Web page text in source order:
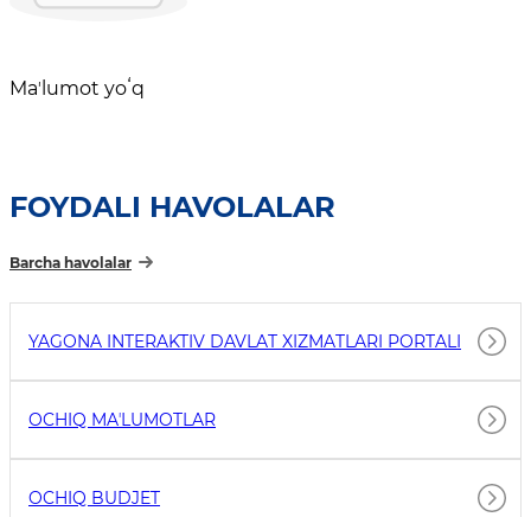
Maʼlumot yoʻq
FOYDALI HAVOLALAR
Barcha havolalar
YAGONA INTERAKTIV DAVLAT XIZMATLARI PORTALI
OCHIQ MAʼLUMOTLAR
OCHIQ BUDJET